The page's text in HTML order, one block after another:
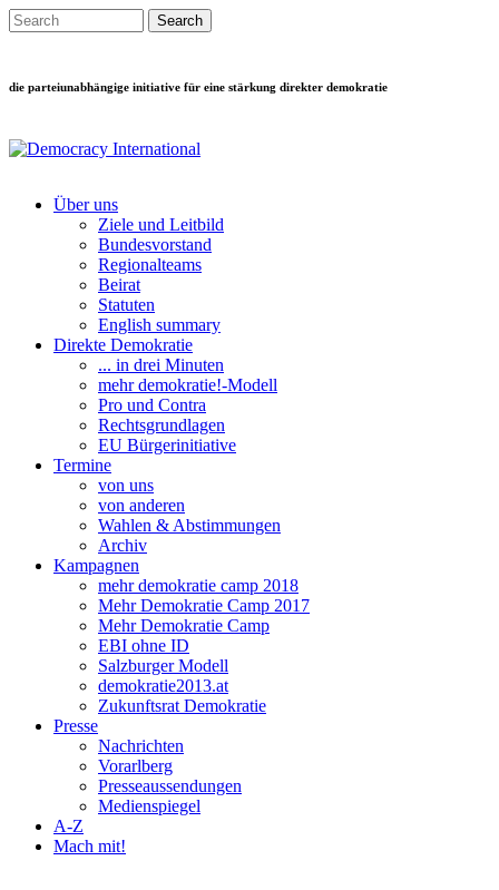
Direkt zum Inhalt
Search this site
die parteiunabhängige initiative für eine stärkung direkter demokratie
Main menu
Über uns
Ziele und Leitbild
Bundesvorstand
Regionalteams
Beirat
Statuten
English summary
Direkte Demokratie
... in drei Minuten
mehr demokratie!-Modell
Pro und Contra
Rechtsgrundlagen
EU Bürgerinitiative
Termine
von uns
von anderen
Wahlen & Abstimmungen
Archiv
Kampagnen
mehr demokratie camp 2018
Mehr Demokratie Camp 2017
Mehr Demokratie Camp
EBI ohne ID
Salzburger Modell
demokratie2013.at
Zukunftsrat Demokratie
Presse
Nachrichten
Vorarlberg
Presseaussendungen
Medienspiegel
A-Z
Mach mit!